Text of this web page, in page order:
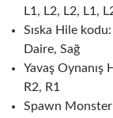
L1, L2, L2, L1,
Sıska Hile
Daire, Sağ
Yavaş Oynanış
R2, R1
Spawn Monster